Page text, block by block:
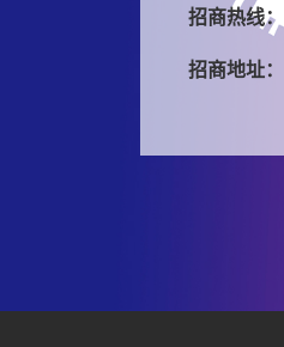
招商热线：
招商地址：